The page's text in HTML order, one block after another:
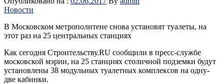
Новости
В Московском метрополитене снова установят туалеты, на
этот раз на 25 центральных станциях
Как сегодня Строительству.RU сообщили в пресс-службе
московской мэрии, на 25 станциях столичной подземки будут
установлены 38 модульных туалетных комплексов на одну-
две кабинки.